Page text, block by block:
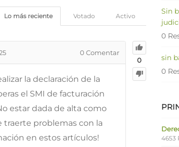
Activo
Votado
Lo más reciente
0
0 Comentar
la declaración de la
el SMI de facturación
estar dada de alta como
problemas con la
en estos artículos!
Sin
0
sin
0
4653